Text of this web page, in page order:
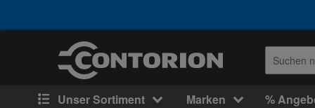
Unser Sortiment Marken %